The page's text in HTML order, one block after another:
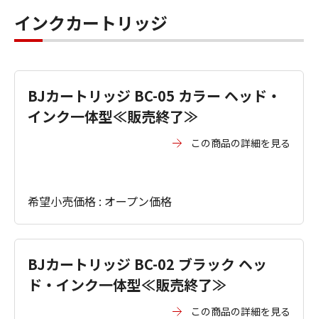
インクカートリッジ
BJカートリッジ BC-05 カラー ヘッド・
インク一体型≪販売終了≫
この商品の詳細を見る
希望小売価格 : オープン価格
BJカートリッジ BC-02 ブラック ヘッ
ド・インク一体型≪販売終了≫
この商品の詳細を見る